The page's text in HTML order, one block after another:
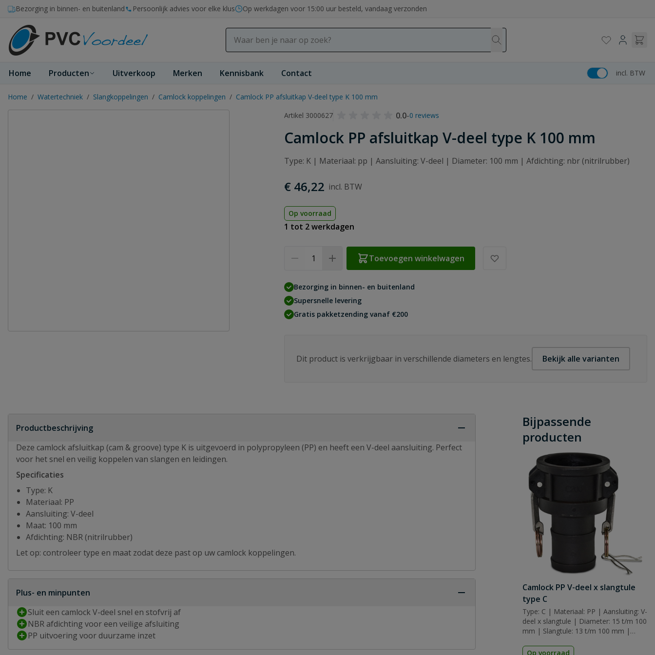
Ga naar de inhoud
Bezorging in binnen- en buitenland Persoonlijk advies voor elke klus Op werkdagen voor 15:00 uur besteld, vandaag verzonden
Home Producten Uitverkoop Merken Kennisbank Contact incl. BTW
Home / Watertechniek / Slangkoppelingen / Camlock koppelingen / Camlock PP afsluitkap V-deel type K 100 mm
Artikel 3000627
0.0-0 reviews
Camlock PP afsluitkap V-deel type K 100 mm
Type: K | Materiaal: pp | Aansluiting: V-deel | Diameter: 100 mm | Afdichting: nbr (nitrilrubber)
€ 46,22
Op voorraad
1 tot 2 werkdagen
Toevoegen winkelwagen
Bezorging in binnen- en buitenland
Supersnelle levering
Gratis pakketzending vanaf €200
Dit product is verkrijgbaar in verschillende diameters en lengtes. Bekijk alle varianten
Productbeschrijving
Deze camlock afsluitkap (cam & groove) type K is uitgevoerd in polypropyleen (PP) en heeft een V-deel aansluiting. Perfect
voor het snel en veilig koppelen van slangen en leidingen.
Specificaties
Type: K
Materiaal: PP
Aansluiting: V-deel
Maat: 100 mm
Afdichting: NBR (nitrilrubber)
Let op: controleer type en maat zodat deze past op uw camlock koppelingen.
Plus- en minpunten
Sluit een camlock V-deel snel en stofvrij af
NBR afdichting voor een veilige afsluiting
PP uitvoering voor duurzame inzet
Bijpassende
producten
Camlock PP V-deel x slangtule
type C
Type: C | Materiaal: PP | Aansluiting: V-
deel x slangtule | Diameter: 15 t/m 100
mm | Slangtule: 13 t/m 100 mm |
Op voorraad